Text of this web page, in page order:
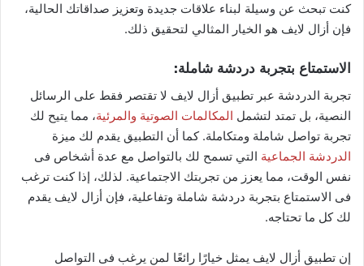
كنت تبحث عن وسيلة لبناء علاقات جديدة وتعزيز صداقاتك الحالية،
فإن أزال لايف هو الخيار المثالي لتحقيق ذلك.
الاستمتاع بتجربة دردشة شاملة:
تجربة الدردشة عبر تطبيق أزال لايف لا تقتصر فقط على الرسائل
النصية، بل تمتد لتشمل المكالمات الصوتية والمرئية، مما يتيح لك
تجربة تواصل شاملة ومتكاملة. كما أن التطبيق يقدم لك ميزة
الدردشة الجماعية التي تسمح لك بالتواصل مع عدة أشخاص فى
نفس الوقت، مما يعزز من تجربتك الاجتماعية. لذلك، إذا كنت ترغب
فى الاستمتاع بتجربة دردشة شاملة وتفاعلية، فإن أزال لايف يقدم
لك كل ما تحتاجه.
إن تطبيق أزال لايف يمثل خيارًا رائعًا لمن يرغب فى التواصل